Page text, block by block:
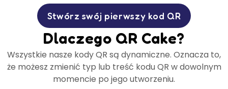
Stwórz swój pierwszy kod QR
Dlaczego QR Cake?
Wszystkie nasze kody QR są dynamiczne. Oznacza to,
że możesz zmienić typ lub treść kodu QR w dowolnym
momencie po jego utworzeniu.